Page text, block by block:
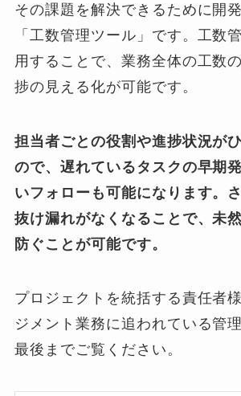
その課題を解決できるために開
「工数管理ツール」です。工数
用することで、業務全体の工数
捗の見える化が可能です。
担当者ごとの役割や進捗状況が
ので、遅れているタスクの早期
いフォローも可能になります。
抜け漏れがなくなることで、未
防ぐことが可能です。
プロジェクトを統括する責任者
ジメント業務に追われている管
最後までご覧ください。